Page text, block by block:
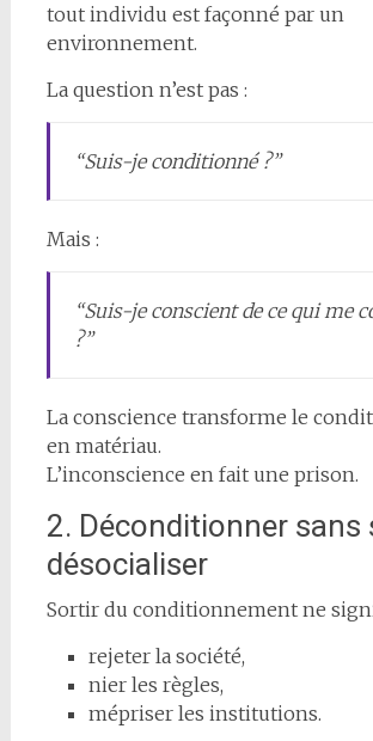
tout individu est façonné par un
environnement.
La question n’est pas :
“Suis-je conditionné ?”
Mais :
“Suis-je conscient de ce qui me
?”
La conscience transforme le
en matériau.
L’inconscience en fait une prison.
2. Déconditionner sans
désocialiser
Sortir du conditionnement ne
rejeter la société,
nier les règles,
mépriser les institutions.